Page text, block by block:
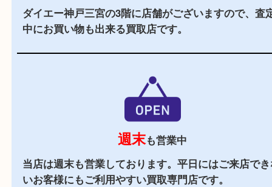
全国展開している買取大吉！初めて買取店をご利
お客様でも安心してご来店いただけます。
駅チカ
三ノ宮駅のA21番出口よりすぐの買取専門店です